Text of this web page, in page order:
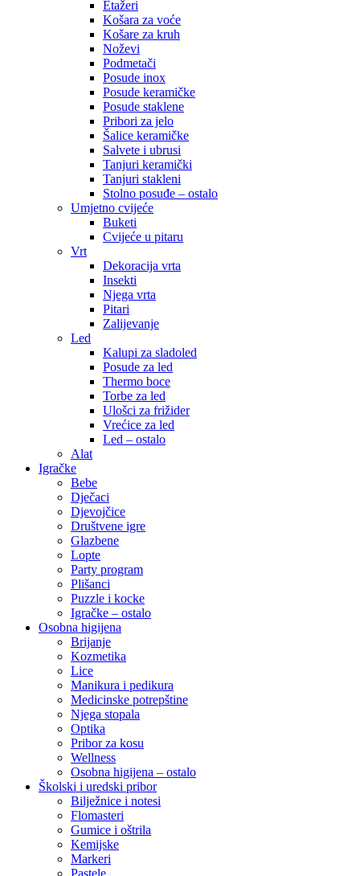
Etažeri
Košara za voće
Košare za kruh
Noževi
Podmetači
Posude inox
Posude keramičke
Posude staklene
Pribori za jelo
Šalice keramičke
Salvete i ubrusi
Tanjuri keramički
Tanjuri stakleni
Stolno posuđe – ostalo
Umjetno cvijeće
Buketi
Cvijeće u pitaru
Vrt
Dekoracija vrta
Insekti
Njega vrta
Pitari
Zalijevanje
Led
Kalupi za sladoled
Posude za led
Thermo boce
Torbe za led
Ulošci za frižider
Vrećice za led
Led – ostalo
Alat
Igračke
Bebe
Dječaci
Djevojčice
Društvene igre
Glazbene
Lopte
Party program
Plišanci
Puzzle i kocke
Igračke – ostalo
Osobna higijena
Brijanje
Kozmetika
Lice
Manikura i pedikura
Medicinske potrepštine
Njega stopala
Optika
Pribor za kosu
Wellness
Osobna higijena – ostalo
Školski i uredski pribor
Bilježnice i notesi
Flomasteri
Gumice i oštrila
Kemijske
Markeri
Pastele